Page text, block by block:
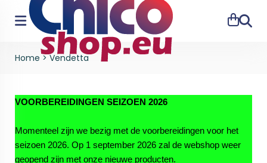
Home >Vendetta
VOORBEREIDINGEN SEIZOEN 2026
Momenteel zijn we bezig met de voorbereidingen voor het
seizoen 2026. Op 1 september 2026 zal de webshop weer
geopend zijn met onze nieuwe producten.